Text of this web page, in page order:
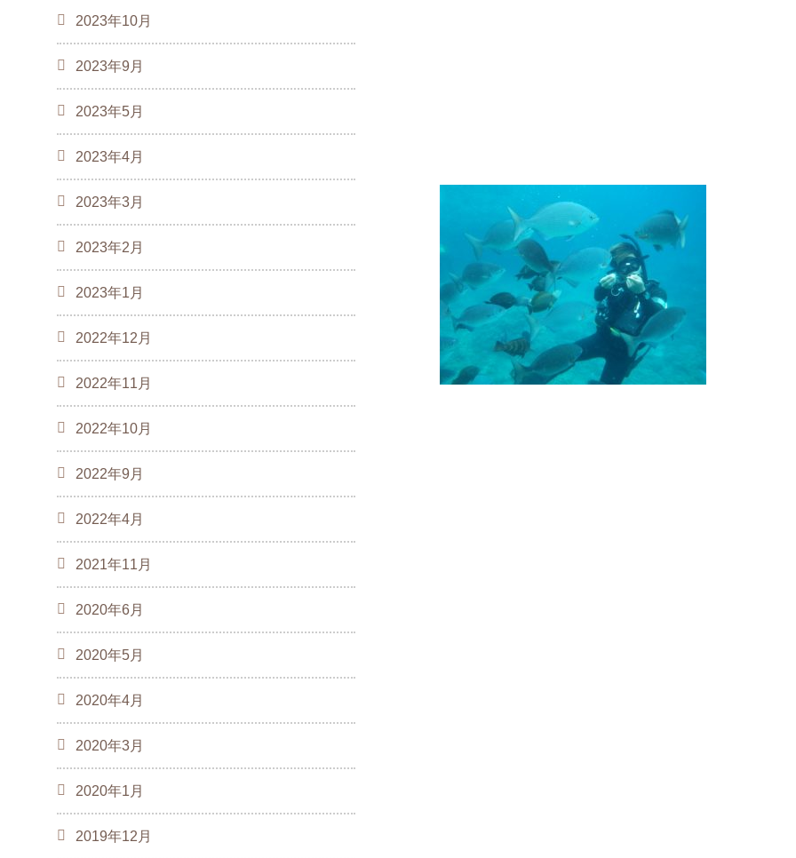
2023年10月
2023年9月
2023年5月
2023年4月
2023年3月
2023年2月
2023年1月
2022年12月
2022年11月
2022年10月
2022年9月
2022年4月
2021年11月
2020年6月
2020年5月
2020年4月
2020年3月
2020年1月
2019年12月